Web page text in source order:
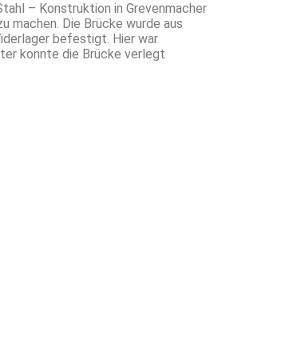
– Konstruktion in Grevenmacher
machen. Die Brücke wurde aus
befestigt. Hier war
konnte die Brücke verlegt